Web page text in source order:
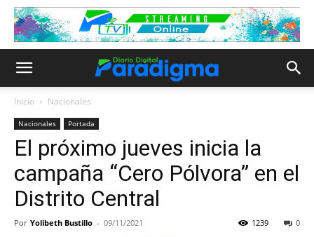
Inicio Nacionales
Nacionales Portada
El próximo jueves inicia la
campaña “Cero Pólvora” en el
Distrito Central
Por Yolibeth Bustillo - 09/11/2021 0
1239